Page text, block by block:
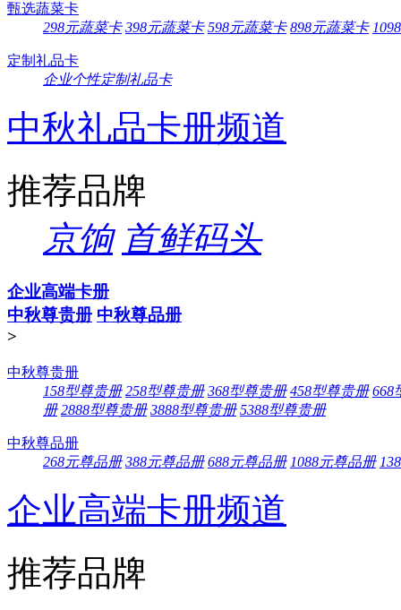
甄选蔬菜卡
298元蔬菜卡 398元蔬菜卡 598元蔬菜卡 898元蔬菜卡
定制礼品卡
企业个性定制礼品卡
中秋礼品卡册频道
推荐品牌
京饷 首鲜码头
企业高端卡册
中秋尊贵册 中秋尊品册
>
中秋尊贵册
158型尊贵册 258型尊贵册 368型尊贵册 458型尊贵册 668
册 2888型尊贵册 3888型尊贵册 5388型尊贵册
中秋尊品册
268元尊品册 388元尊品册 688元尊品册 1088元尊品册
企业高端卡册频道
推荐品牌